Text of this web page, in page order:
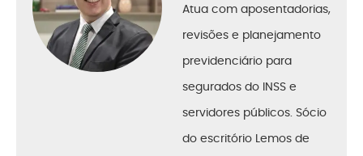
Atua com aposentadorias,
revisões e planejamento
previdenciário para
segurados do INSS e
servidores públicos. Sócio
do escritório Lemos de